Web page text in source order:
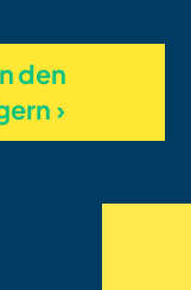
den
›